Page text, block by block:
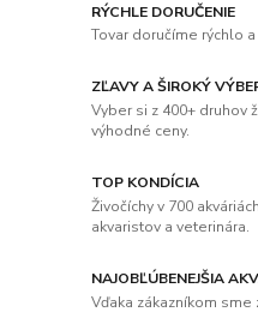
RÝCHLE DORUČENIE
Tovar doručíme rýchlo
ZĽAVY A ŠIROKÝ
Vyber si z 400+ druhov
výhodné ceny.
TOP KONDÍCIA
Živočíchy v 700
akvaristov a veterinára.
NAJOBĽÚBENEJŠIA
Vďaka zákazníkom